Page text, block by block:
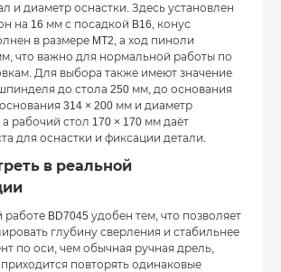
и диаметр оснастки. Здесь установлен
на 16 мм с посадкой B16, конус
в размере MT2, а ход пиноли
что важно для нормальной работы по
Для выбора также имеют значение
до стола 250 мм, до основания
314 × 200 мм и диаметр
рабочий стол 170 × 170 мм даёт
для оснастки и фиксации детали.
в реальной
работе BD7045 удобен тем, что позволяет
глубину сверления и стабильнее
по оси, чем обычная ручная дрель,
повторять одинаковые